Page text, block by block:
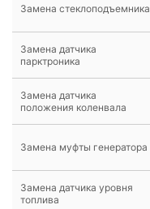
Замена стеклоподъемника
Замена датчика
парктроника
Замена датчика
положения коленвала
Замена муфты генератора
Замена датчика уровня
топлива